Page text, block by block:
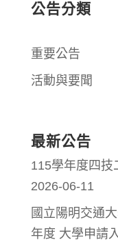
公告分類
重要公告
活動與要聞
最新公告
115學年度四技
2026-06-11
國立陽明交通
年度 大學申請